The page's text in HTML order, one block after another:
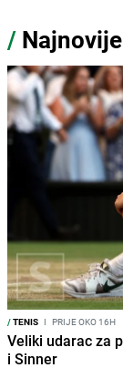
/ Najnovije
/TENIS I PRIJE OKO 16H
Veliki udarac za
i Sinner